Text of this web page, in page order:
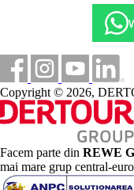
gratar (contra
sala de
Descrierea plajei
o plaja
Activitati sportive
ciclism
darts
tenis de masa
camera de
teren de tenis
plaja
Copyright © 2026,
Facem parte din REWE
mai mare grup central-